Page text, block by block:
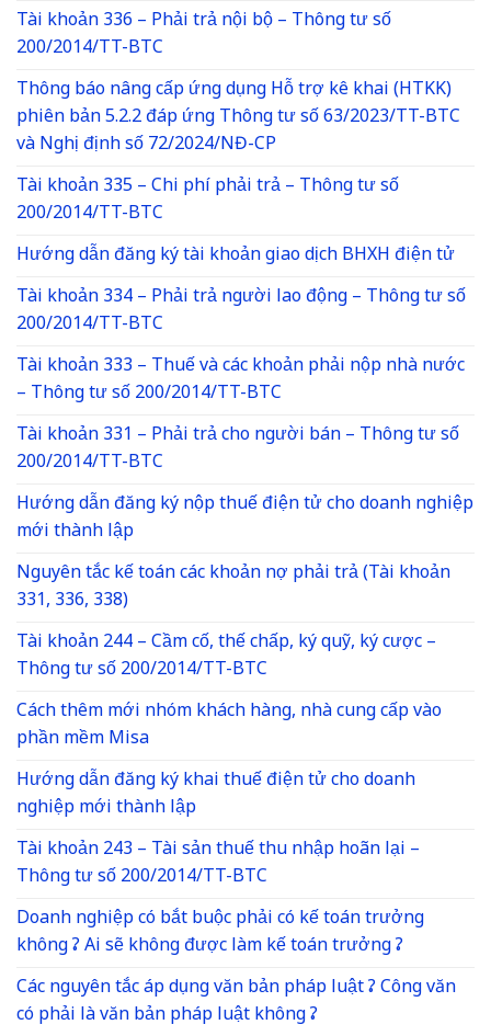
Tài khoản 336 – Phải trả nội bộ – Thông tư số
200/2014/TT-BTC
Thông báo nâng cấp ứng dụng Hỗ trợ kê khai (HTKK)
phiên bản 5.2.2 đáp ứng Thông tư số 63/2023/TT-BTC
và Nghị định số 72/2024/NĐ-CP
Tài khoản 335 – Chi phí phải trả – Thông tư số
200/2014/TT-BTC
Hướng dẫn đăng ký tài khoản giao dịch BHXH điện tử
Tài khoản 334 – Phải trả người lao động – Thông tư số
200/2014/TT-BTC
Tài khoản 333 – Thuế và các khoản phải nộp nhà nước
– Thông tư số 200/2014/TT-BTC
Tài khoản 331 – Phải trả cho người bán – Thông tư số
200/2014/TT-BTC
Hướng dẫn đăng ký nộp thuế điện tử cho doanh nghiệp
mới thành lập
Nguyên tắc kế toán các khoản nợ phải trả (Tài khoản
331, 336, 338)
Tài khoản 244 – Cầm cố, thế chấp, ký quỹ, ký cược –
Thông tư số 200/2014/TT-BTC
Cách thêm mới nhóm khách hàng, nhà cung cấp vào
phần mềm Misa
Hướng dẫn đăng ký khai thuế điện tử cho doanh
nghiệp mới thành lập
Tài khoản 243 – Tài sản thuế thu nhập hoãn lại –
Thông tư số 200/2014/TT-BTC
Doanh nghiệp có bắt buộc phải có kế toán trưởng
không ? Ai sẽ không được làm kế toán trưởng ?
Các nguyên tắc áp dụng văn bản pháp luật ? Công văn
có phải là văn bản pháp luật không ?